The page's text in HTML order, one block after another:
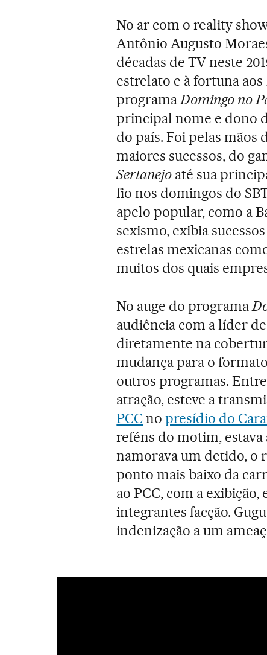
No ar com o reality
Antônio Augusto
décadas de TV neste
estrelato e à fortuna
programaDomingo no
principal nome e dono
do país. Foi pelas mãos
maiores sucessos, do
Sertanejo até sua
fio nos domingos do
apelo popular, como a
sexismo, exibia
estrelas mexicanas
muitos dos quais
No auge do programa
audiência com a líder
diretamente na
mudança para o
outros programas.
atração, esteve a
PCC nopresídio do
reféns do motim, estava
namorava um detido, o
ponto mais baixo da
ao PCC, com a
integrantes facção.
indenização a um